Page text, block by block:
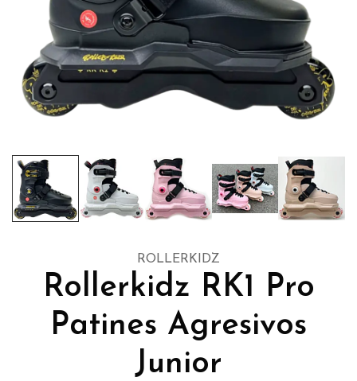
ROLLERKIDZ
Rollerkidz RK1 Pro
Patines Agresivos
Junior